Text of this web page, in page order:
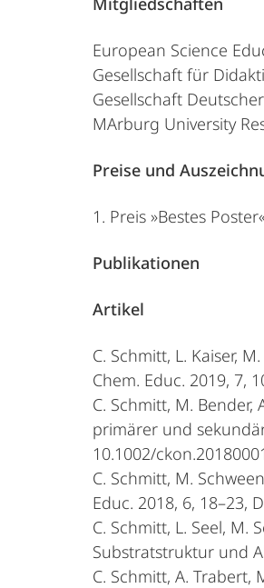
European Science
Gesellschaft für
Gesellschaft
MArburg University
Preise und
1. Preis »Bestes
Publikationen
Artikel
C. Schmitt, L. Kaiser,
Chem. Educ. 2019, 7,
C. Schmitt, M.
primärer und
10.1002/
C. Schmitt, M.
Educ. 2018, 6, 18–23,
C. Schmitt, L. Seel,
Substratstruktur und
C. Schmitt, A.